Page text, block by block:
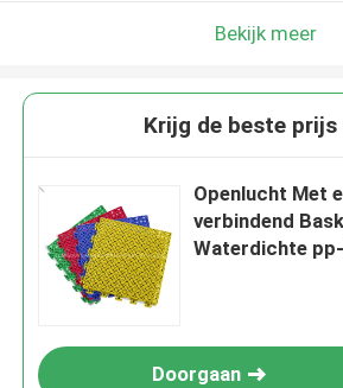
Bekijk meer
Krijg de beste prijs
Openlucht Met
verbindend
Waterdichte
Doorgaan